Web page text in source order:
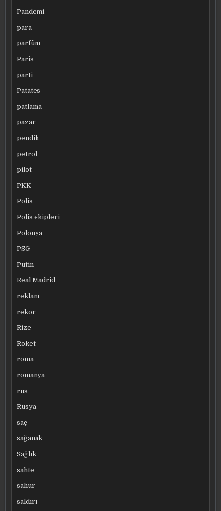
Pandemi
para
parfüm
Paris
parti
Patates
patlama
pazar
pendik
petrol
pilot
PKK
Polis
Polis ekipleri
Polonya
PSG
Putin
Real Madrid
reklam
rekor
Rize
Roket
roma
romanya
rus
Rusya
saç
sağanak
Sağlık
sahte
sahur
saldırı